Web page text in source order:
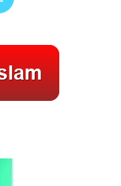
new
tab